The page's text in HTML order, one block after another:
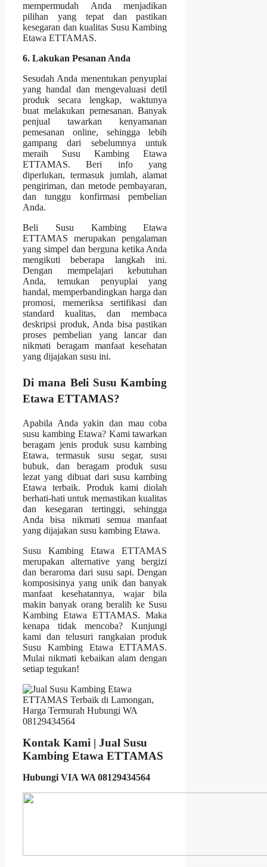
mempermudah Anda menjadikan
pilihan yang tepat dan pastikan
kesegaran dan kualitas Susu Kambing
Etawa ETTAMAS.
6. Lakukan Pesanan Anda
Sesudah Anda menentukan penyuplai
yang handal dan mengevaluasi detil
produk secara lengkap, waktunya
buat melakukan pemesanan. Banyak
penjual tawarkan kenyamanan
pemesanan online, sehingga lebih
gampang dari sebelumnya untuk
meraih Susu Kambing Etawa
ETTAMAS. Beri info yang
diperlukan, termasuk jumlah, alamat
pengiriman, dan metode pembayaran,
dan tunggu konfirmasi pembelian
Anda.
Beli Susu Kambing Etawa
ETTAMAS merupakan pengalaman
yang simpel dan berguna ketika Anda
mengikuti beberapa langkah ini.
Dengan mempelajari kebutuhan
Anda, temukan penyuplai yang
handal, memperbandingkan harga dan
promosi, memeriksa sertifikasi dan
standard kualitas, dan membaca
deskripsi produk, Anda bisa pastikan
proses pembelian yang lancar dan
nikmati beragam manfaat kesehatan
yang dijajakan susu ini.
Di mana Beli Susu Kambing
Etawa ETTAMAS?
Apabila Anda yakin dan mau coba
susu kambing Etawa? Kami tawarkan
beragam jenis produk susu kambing
Etawa, termasuk susu segar, susu
bubuk, dan beragam produk susu
lezat yang dibuat dari susu kambing
Etawa terbaik. Produk kami diolah
berhati-hati untuk memastikan kualitas
dan kesegaran tertinggi, sehingga
Anda bisa nikmati semua manfaat
yang dijajakan susu kambing Etawa.
Susu Kambing Etawa ETTAMAS
merupakan alternative yang bergizi
dan beraroma dari susu sapi. Dengan
komposisinya yang unik dan banyak
manfaat kesehatannya, wajar bila
makin banyak orang beralih ke Susu
Kambing Etawa ETTAMAS. Maka
kenapa tidak mencoba? Kunjungi
kami dan telusuri rangkaian produk
Susu Kambing Etawa ETTAMAS.
Mulai nikmati kebaikan alam dengan
setiap tegukan!
Kontak Kami | Jual Susu
Kambing Etawa ETTAMAS
Hubungi VIA WA 08129434564